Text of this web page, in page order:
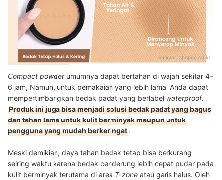
Sumber:shopee.co.id
Compact powderumumnya dapat bertahan di wajah sekitar 4–
6 jam, Namun, untuk pemakaian yang lebih lama, Anda dapat
mempertimbangkan bedak padat yang berlabel waterproof.
Produk ini juga bisa menjadi solusi bedak padat yang bagus
dan tahan lama untuk kulit berminyak maupun untuk
pengguna yang mudah berkeringat.
Meski demikian, daya tahan bedak tetap bisa berkurang
seiring waktu karena bedak cenderung lebih cepat pudar pada
kulit berminyak terutama di area T-zone atau garis halus. Oleh